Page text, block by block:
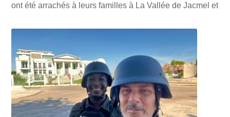
ont été arrachés à leurs familles à La Vallée de Jacmel et